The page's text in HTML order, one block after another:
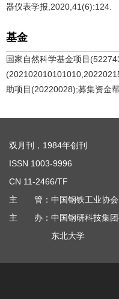
器仪表学报,2020,41(6):124.
基金
国家自然科学基金项目
助项目(20220028);募集资金
双月刊，1984年创刊
ISSN 1003-9996
CN 11-2466/TF
主 管：中国钢铁工业协会
主 办：中国钢研科技集团
东北大学